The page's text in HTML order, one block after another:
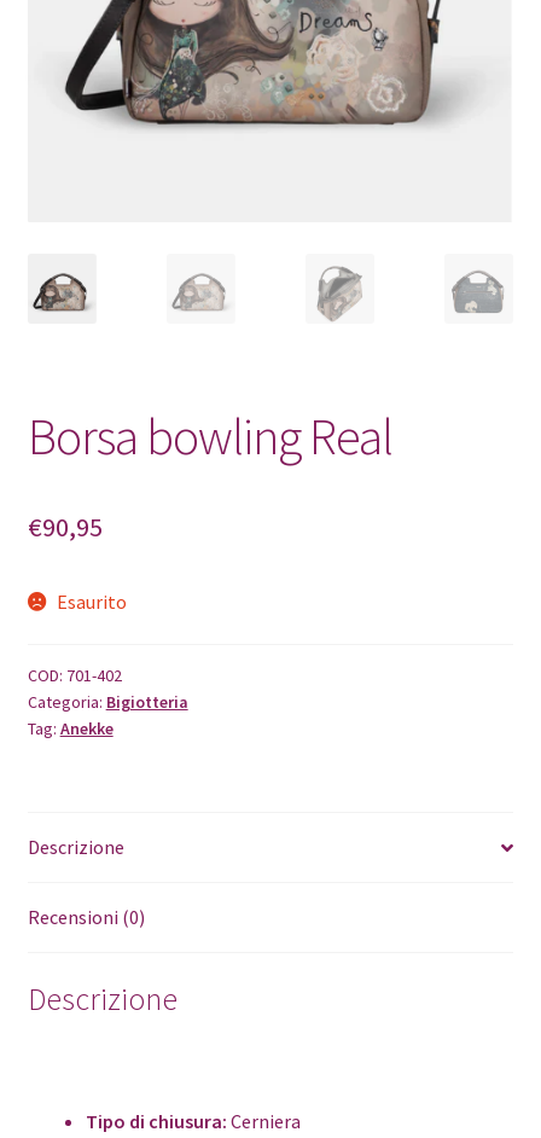
Pagamento
Shop
Borsa bowling Real
€90,95
Esaurito
COD: 701-402
Categoria: Bigiotteria
Tag: Anekke
Descrizione
Recensioni (0)
Descrizione
Tipo di chiusura: Cerniera